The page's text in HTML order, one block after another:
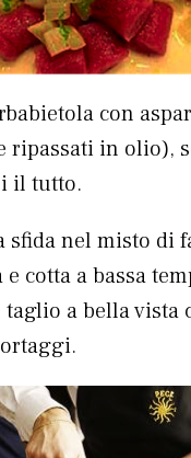
con
ripassati in olio),
il tutto.
sfida nel misto di
cotta a bassa
a bella vista